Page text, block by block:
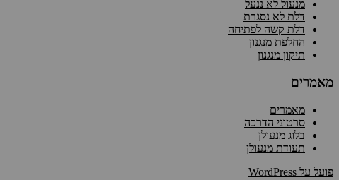
מנעול לא ננעל
דלת לא נסגרת
דלת קשה לפתיחה
החלפת מנגנון
תיקון מנגנון
מאמרים
מאמרים
סרטוני הדרכה
בלוג מנעולן
תעודת מנעולן
פועל על WordPress